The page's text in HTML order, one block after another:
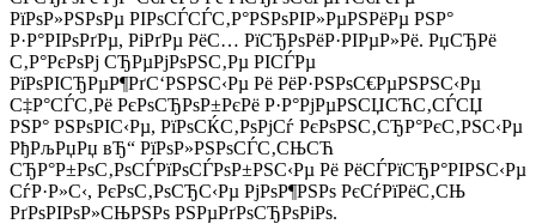
РїРѕР»РЅРѕРµ РІРѕСЃСЃС‚Р°РЅРѕРІР»РµРЅРёРµ РЅР°
Р·Р°РІРѕРґРµ, РіРґРµ РёС… РїСЂРѕРёР·РІРµР»Рё. РџСЂРё
С‚Р°РєРѕРј СЂРµРјРѕРЅС‚Рµ РІСЃРµ
РїРѕРІСЂРµР¶РґС‘РЅРЅС‹Рµ Рё РёР·РЅРѕС€РµРЅРЅС‹Рµ
С‡Р°СЃС‚Рё РєРѕСЂРѕР±РєРё Р·Р°РјРµРЅСЏСЋС‚СЃСЏ
РЅР° РЅРѕРІС‹Рµ, РїРѕСЌС‚РѕРјСѓ РєРѕРЅС‚СЂР°РєС‚РЅС‹Рµ
РђРљРџРџ вЂ“ РїРѕР»РЅРѕСЃС‚СЊСЋ
СЂР°Р±РѕС‚РѕСЃРїРѕСЃРѕР±РЅС‹Рµ Рё РёСЃРїСЂР°РІРЅС‹Рµ
СѓР·Р»С‹, РєРѕС‚РѕСЂС‹Рµ РјРѕР¶РЅРѕ РєСѓРїРёС‚СЊ
РґРѕРІРѕР»СЊРЅРѕ РЅРµРґРѕСЂРѕРіРѕ.